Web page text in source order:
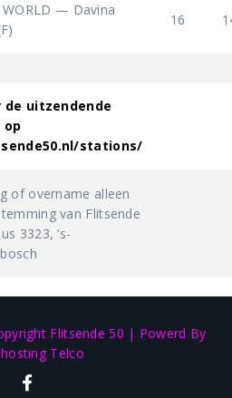
WORLD — Davina
16
de uitzendende
stations/
of overname alleen
van Flitsende
3323, ‘s-
Flitsende 50 | Powerd By
Telco